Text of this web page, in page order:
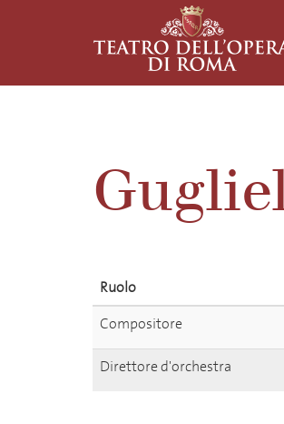
Ruolo
Compositore
Direttore d'orchestra